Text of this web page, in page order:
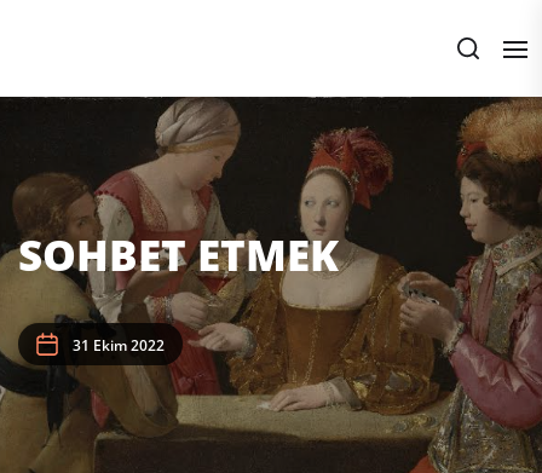
content
SOHBET ETMEK
31 Ekim 2022